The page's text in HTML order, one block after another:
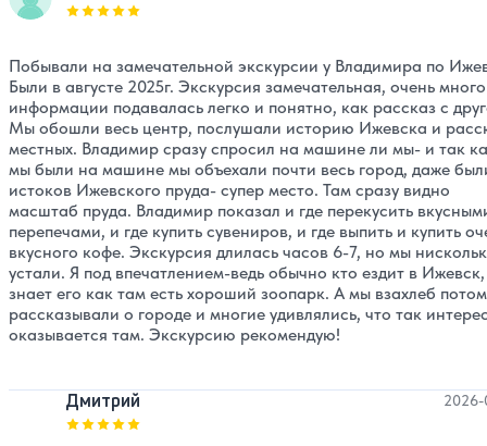
Оценка, количество звезд:
Побывали на замечательной экскурсии у Владимира по
Были в августе 2025г. Экскурсия замечательная, очень много
информации подавалась легко и понятно, как рассказ с
Мы обошли весь центр, послушали историю Ижевска и
местных. Владимир сразу спросил на машине ли мы- и так
мы были на машине мы объехали почти весь город, даже
истоков Ижевского пруда- супер место. Там сразу видно
масштаб пруда. Владимир показал и где перекусить
перепечами, и где купить сувениров, и где выпить и купить
вкусного кофе. Экскурсия длилась часов 6-7, но мы
устали. Я под впечатлением-ведь обычно кто ездит в Ижевск,
знает его как там есть хороший зоопарк. А мы взахлеб потом
рассказывали о городе и многие удивлялись, что так
оказывается там. Экскурсию рекомендую!
Дмитрий
Оценка, количество звезд:
2026-